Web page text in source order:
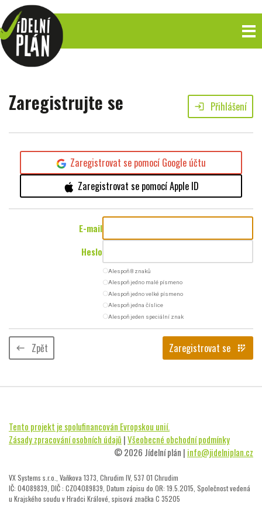
Zaregistrujte se login Přihlášení
Zaregistrovat se pomocí Google účtu
Zaregistrovat se pomocí Apple ID
E-mail
Heslo
radio_button_uncheckedAlespoň 8 znaků
radio_button_uncheckedAlespoň jedno malé písmeno
radio_button_uncheckedAlespoň jedno velké písmeno
radio_button_uncheckedAlespoň jedna číslice
radio_button_uncheckedAlespoň jeden speciální znak
keyboard_backspace Zpět Zaregistrovat se app_registration
Tento projekt je spolufinancován Evropskou unií.
Zásady zpracování osobních údajů |Všeobecné obchodní podmínky
© 2026 Jídelní plán | info@jidelniplan.cz
VX Systems s.r.o., Vaňkova 1373, Chrudim IV, 537 01 Chrudim
IČ: 04089839, DIČ : CZ04089839, Datum zápisu do OR: 19.5.2015, Společnost vedená
u Krajského soudu v Hradci Králové, spisová značka C 35205